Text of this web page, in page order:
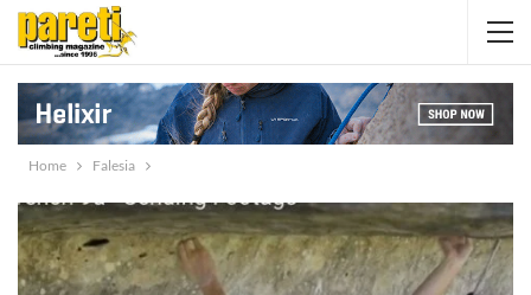
Home Falesia